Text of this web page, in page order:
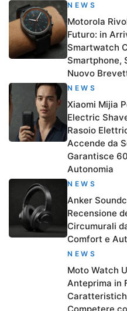
NEWS
Motorola
Futuro: in
Smartwatch
Smartphone,
Nuovo
NEWS
Xiaomi Mijia
Electric
Rasoio
Accende da
Garantisce
Autonomia
NEWS
Anker
Recensione
Circumurali
Comfort e
NEWS
Moto Watch
Anteprima in